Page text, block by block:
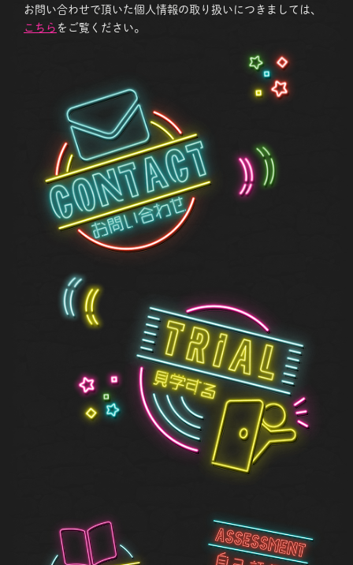
お問い合わせで頂いた個人情報の取り扱いにつきましては、
こちら をご覧ください。